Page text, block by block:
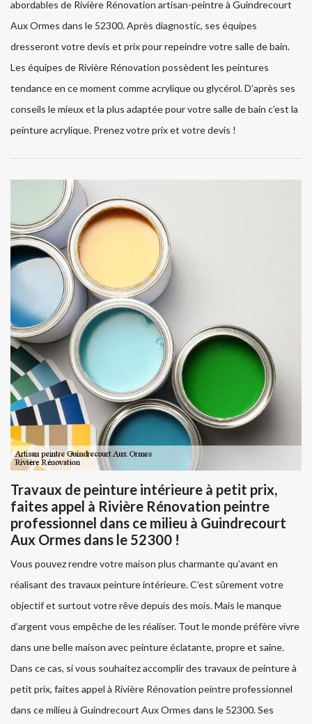
abordables de Rivière Rénovation artisan-peintre à Guindrecourt
Aux Ormes dans le 52300. Après diagnostic, ses équipes
dresseront votre devis et prix pour repeindre votre salle de bain.
Les équipes de Rivière Rénovation possèdent les peintures
tendance en ce moment comme acrylique ou glycérol. D’après ses
conseils le mieux et la plus adaptée pour votre salle de bain c’est la
peinture acrylique. Prenez votre prix et votre devis !
Travaux de peinture intérieure à petit prix,
faites appel à Rivière Rénovation peintre
professionnel dans ce milieu à Guindrecourt
Aux Ormes dans le 52300 !
Vous pouvez rendre votre maison plus charmante qu’avant en
réalisant des travaux peinture intérieure. C’est sûrement votre
objectif et surtout votre rêve depuis des mois. Mais le manque
d’argent vous empêche de les réaliser. Tout le monde préfère vivre
dans une belle maison avec peinture éclatante, propre et saine.
Dans ce cas, si vous souhaitez accomplir des travaux de peinture à
petit prix, faites appel à Rivière Rénovation peintre professionnel
dans ce milieu à Guindrecourt Aux Ormes dans le 52300. Ses